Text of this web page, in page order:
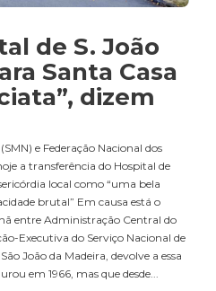
de S. João
Santa Casa
dizem
e Federação Nacional dos
a transferência do Hospital de
local como “uma bela
brutal” Em causa está o
entre Administração Central do
Executiva do Serviço Nacional de
João da Madeira, devolve a essa
em 1966, mas que desde...